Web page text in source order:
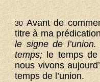
30Avant de
titre à ma
le signe de l’union.
temps; le temps de
nous vivons
temps de l’union.